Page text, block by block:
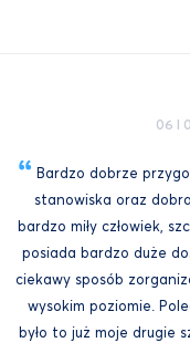
06 I
Bardzo dobrze
stanowiska oraz
bardzo miły człowiek,
posiada bardzo duże
ciekawy sposób
wysokim poziomie.
było to już moje drugie